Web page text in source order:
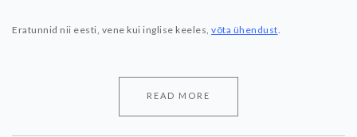
Eratunnid nii eesti, vene kui inglise keeles, võta ühendust.
READ MORE